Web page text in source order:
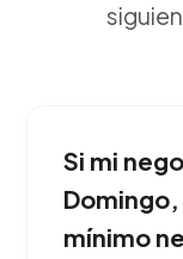
Si mi
mínimo